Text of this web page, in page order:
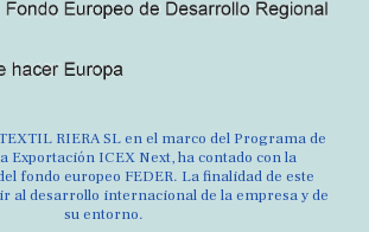
RIERA SL en el marco del Programa de
Exportación ICEX Next, ha contado con la
fondo europeo FEDER. La finalidad de este
al desarrollo internacional de la empresa y de
su entorno.